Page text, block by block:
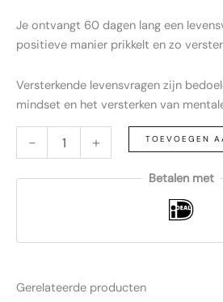
Je ontvangt 60 dagen lang een
positieve manier prikkelt en zo
Versterkende levensvragen zijn
mindset en het versterken van
- + TOEVOEGEN
Betalen met
Gerelateerde producten